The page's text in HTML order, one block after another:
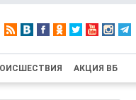
АКЦИЯ ВБ